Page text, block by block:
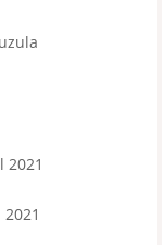
2021